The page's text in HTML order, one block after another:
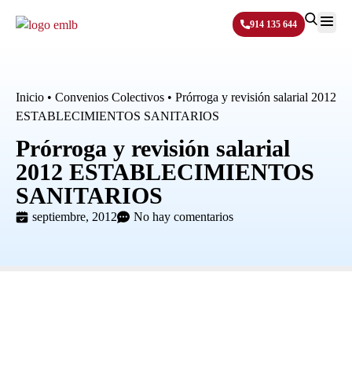
914 135 644
Inicio • Convenios Colectivos • Prórroga y revisión salarial 2012
ESTABLECIMIENTOS SANITARIOS
Prórroga y revisión salarial
2012 ESTABLECIMIENTOS
SANITARIOS
septiembre, 2012 No hay comentarios